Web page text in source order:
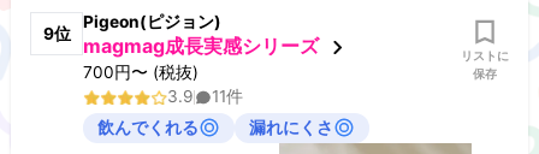
9位
Pigeon(ピジョン)
magmag成長実感シリーズ
700円〜 (税抜)
リストに
保存
3.9 11件
飲んでくれる
漏れにくさ